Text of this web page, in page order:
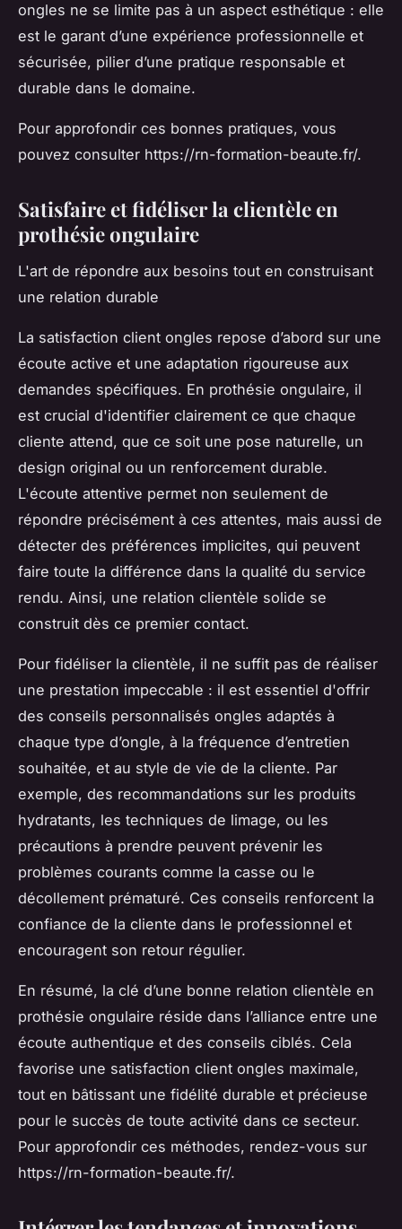
ongles ne se limite pas à un aspect esthétique : elle
est le garant d’une expérience professionnelle et
sécurisée, pilier d’une pratique responsable et
durable dans le domaine.
Pour approfondir ces bonnes pratiques, vous
pouvez consulter https://rn-formation-beaute.fr/.
Satisfaire et fidéliser la clientèle en
prothésie ongulaire
L'art de répondre aux besoins tout en construisant
une relation durable
La satisfaction client ongles repose d’abord sur une
écoute active et une adaptation rigoureuse aux
demandes spécifiques. En prothésie ongulaire, il
est crucial d'identifier clairement ce que chaque
cliente attend, que ce soit une pose naturelle, un
design original ou un renforcement durable.
L'écoute attentive permet non seulement de
répondre précisément à ces attentes, mais aussi de
détecter des préférences implicites, qui peuvent
faire toute la différence dans la qualité du service
rendu. Ainsi, une relation clientèle solide se
construit dès ce premier contact.
Pour fidéliser la clientèle, il ne suffit pas de réaliser
une prestation impeccable : il est essentiel d'offrir
des conseils personnalisés ongles adaptés à
chaque type d’ongle, à la fréquence d’entretien
souhaitée, et au style de vie de la cliente. Par
exemple, des recommandations sur les produits
hydratants, les techniques de limage, ou les
précautions à prendre peuvent prévenir les
problèmes courants comme la casse ou le
décollement prématuré. Ces conseils renforcent la
confiance de la cliente dans le professionnel et
encouragent son retour régulier.
En résumé, la clé d’une bonne relation clientèle en
prothésie ongulaire réside dans l’alliance entre une
écoute authentique et des conseils ciblés. Cela
favorise une satisfaction client ongles maximale,
tout en bâtissant une fidélité durable et précieuse
pour le succès de toute activité dans ce secteur.
Pour approfondir ces méthodes, rendez-vous sur
https://rn-formation-beaute.fr/.